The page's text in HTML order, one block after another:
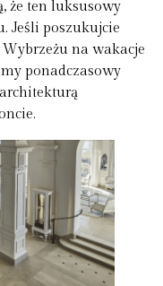
że ten luksusowy
. Jeśli poszukujcie
na wakacje
ponadczasowy